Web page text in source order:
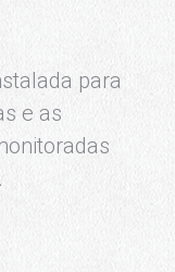
para
e as